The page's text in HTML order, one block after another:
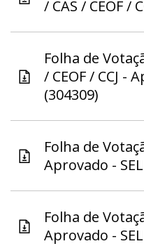
/ CAS / CEOF /
Folha de
/ CEOF / CCJ -
(304309)
Folha de
Aprovado -
Folha de
Aprovado -